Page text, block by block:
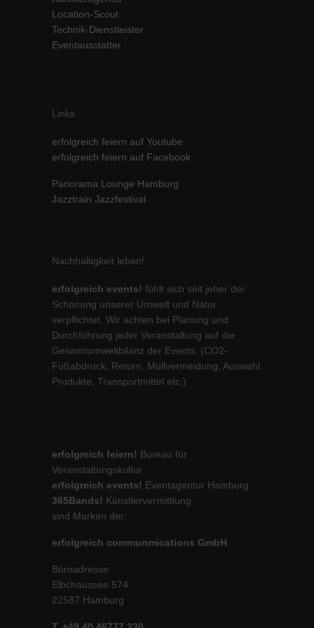
Location-Scout
Technik-Dienstleister
Eventausstatter
Links
erfolgreich feiern auf Youtube
erfolgreich feiern auf Facebook
Panorama Lounge Hamburg
Jazztrain Jazzfestival
Nachhaltigkeit leben!
erfolgreich events! fühlt sich seit jeher der
Schonung unserer Umwelt und Natur
verpflichtet. Wir achten bei Planung und
Durchführung jeder Veranstaltung auf die
Gesamtumweltbilanz der Events. (CO2-
Fußabdruck, Return, Müllvermeidung, Auswahl
Produkte, Transportmittel etc.)
erfolgreich feiern! Bureau für
Veranstaltungskultur
erfolgreich events! Eventagentur Hamburg
365Bands! Künstlervermittlung
sind Marken der:
erfolgreich communmications GmbH
Büroadresse:
Elbchaussee 574
22587 Hamburg
Inhalte von Videoplattformen und Social-Media-Plattformen werden
standardmäßig blockiert. Wenn Cookies von externen Medien akzeptiert
werden, bedarf der Zugriff auf diese Inhalte keiner manuellen Einwilligung